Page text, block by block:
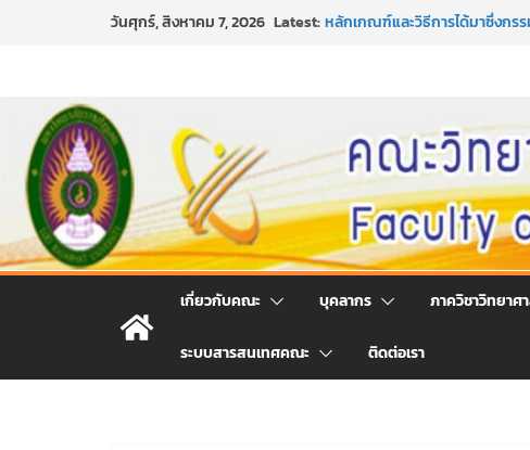
วันศุกร์, สิงหาคม 7, 2026 Latest:หลักเกณฑ์และวิธีการได้มาซึ่งก
ประจำปี พ.ศ. 2569
ประกาศสัปดาห์วิทยาศาสตร์แห่ง
กิจกรรมการให้บริการคำปรึกษา
คณะวิทยาศาสตร์และเทคโนโลยี
เกี่ยวกับคณะ บุคลากร ภาควิชาวิทยาศ
ระบบสารสนเทศคณะ ติดต่อเรา